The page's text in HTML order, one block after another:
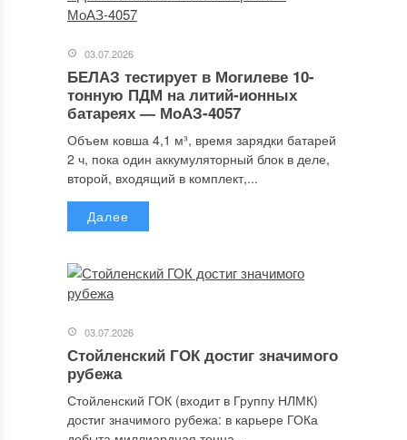
03.07.2026
БЕЛАЗ тестирует в Могилеве 10-
тонную ПДМ на литий-ионных
батареях — МоАЗ-4057
Объем ковша 4,1 м³, время зарядки батарей
2 ч, пока один аккумуляторный блок в деле,
второй, входящий в комплект,...
Далее
03.07.2026
Стойленский ГОК достиг значимого
рубежа
Стойленский ГОК (входит в Группу НЛМК)
достиг значимого рубежа: в карьере ГОКа